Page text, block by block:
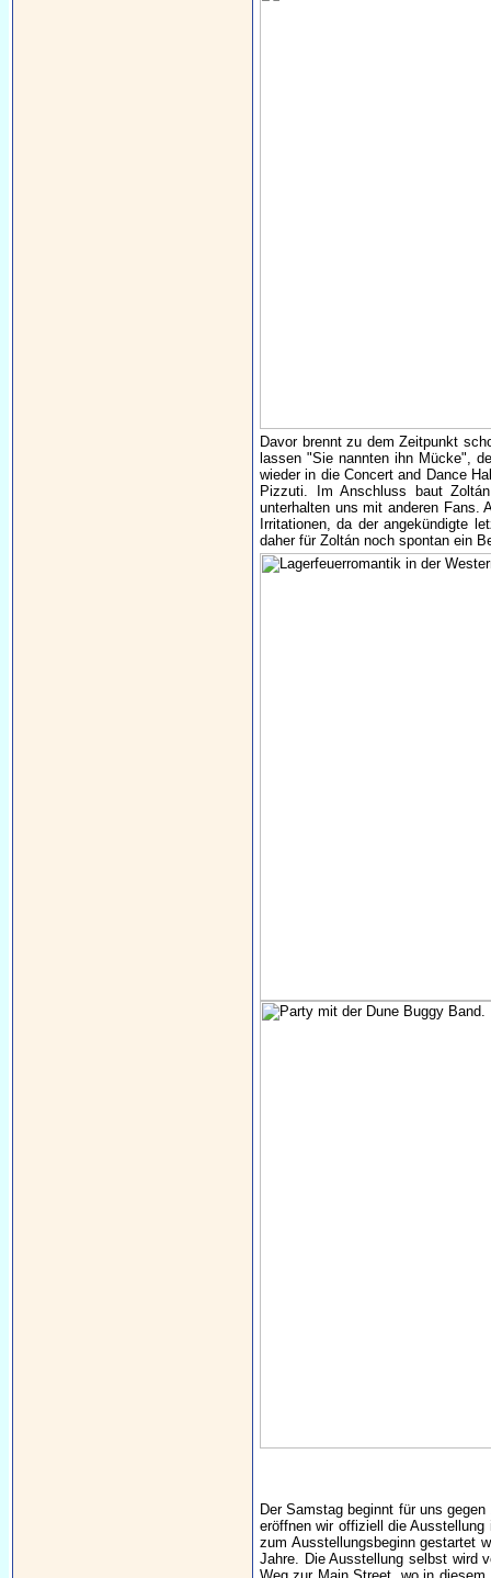
Davor brennt zu dem Zeitpunkt
lassen "Sie nannten ihn Mücke",
wieder in die Concert and Dance
Pizzuti. Im Anschluss baut
unterhalten uns mit anderen Fans.
Irritationen, da der angekündigte
daher für Zoltán noch spontan ein
Der Samstag beginnt für uns
eröffnen wir offiziell die
zum Ausstellungsbeginn gestartet
Jahre. Die Ausstellung selbst wird